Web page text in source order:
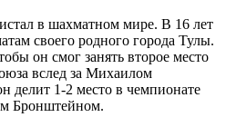
в шахматном мире. В 16 лет
своего родного города Тулы.
он смог занять второе место
вслед за Михаилом
делит 1-2 место в чемпионате
Бронштейном.